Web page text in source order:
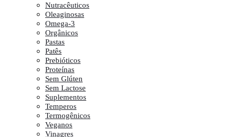
Nutracêuticos
Oleaginosas
Omega-3
Orgânicos
Pastas
Patês
Prebióticos
Proteínas
Sem Glúten
Sem Lactose
Suplementos
Temperos
Termogênicos
Veganos
Vinagres